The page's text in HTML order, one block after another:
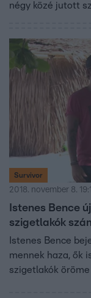
négy közé jutott
Survivor
2018. november 8.
Istenes Bence
szigetlakók
Istenes Bence
mennek haza, ők
szigetlakók